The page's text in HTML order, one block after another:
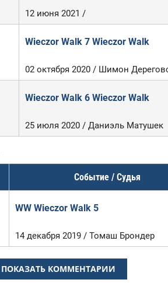
12 июня 2021 /
Wieczor Walk 7 Wieczor Walk
02 октября 2020 / Шимон
Wieczor Walk 6 Wieczor Walk
25 июля 2020 / Даниэль Матушек
Событие / Судья
WW Wieczor Walk 5
14 декабря 2019 / Томаш Брондер
ПОКАЗАТЬ КОММЕНТАРИИ